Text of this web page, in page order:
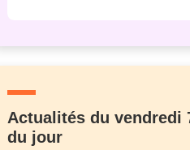
Actualités du vendredi
du jour